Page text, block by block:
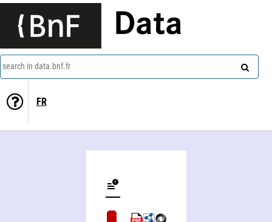
Data
search in data.bnf.fr
FR